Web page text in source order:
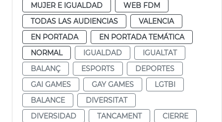
MUJER E IGUALDAD
WEB FDM
TODAS LAS AUDIENCIAS
VALENCIA
EN PORTADA
EN PORTADA TEMÁTICA
NORMAL
IGUALDAD
IGUALTAT
BALANÇ
ESPORTS
DEPORTES
GAI GAMES
GAY GAMES
LGTBI
BALANCE
DIVERSITAT
DIVERSIDAD
TANCAMENT CIERRE